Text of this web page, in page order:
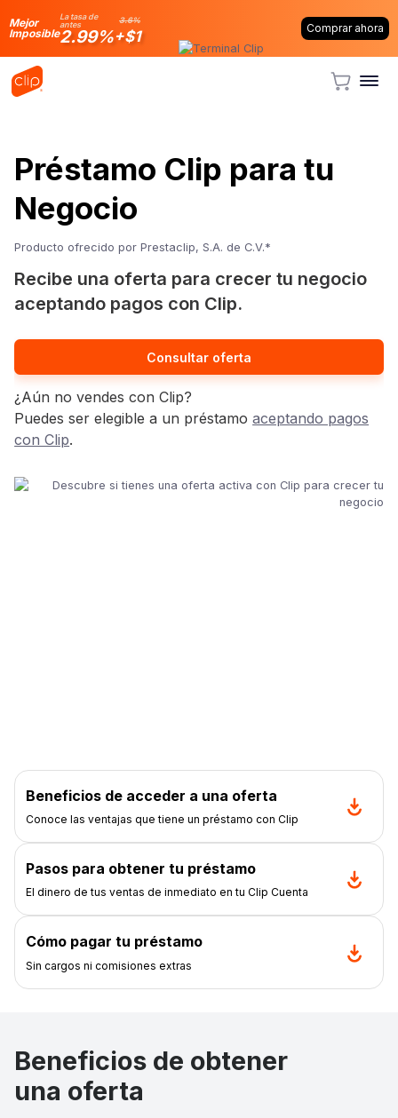
Mejor
Imposible2.99%+$1
La tasa de
antes
3.6%
Comprar ahora
Préstamo Clip para tu
Negocio
Producto ofrecido por Prestaclip, S.A. de C.V.*
Recibe una oferta para crecer tu negocio
aceptando pagos con Clip.
Consultar oferta
¿Aún no vendes con Clip?
Puedes ser elegible a un préstamoaceptando pagos
con Clip.
Beneficios de acceder a una oferta
Conoce las ventajas que tiene un préstamo con Clip
Pasos para obtener tu préstamo
El dinero de tus ventas de inmediato en tu Clip Cuenta
Cómo pagar tu préstamo
Sin cargos ni comisiones extras
Beneficios de obtener
una oferta